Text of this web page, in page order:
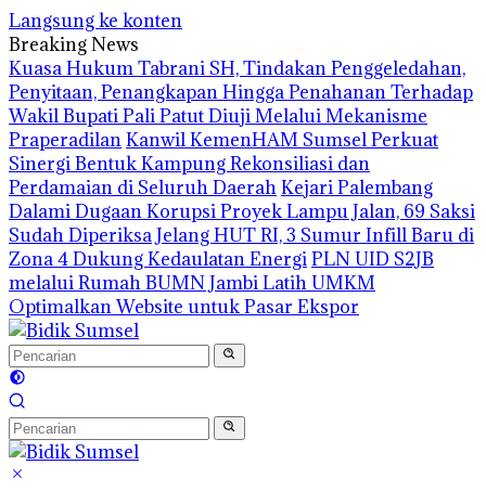
Langsung ke konten
Breaking News
‎Kuasa Hukum Tabrani SH, Tindakan Penggeledahan,
Penyitaan, Penangkapan Hingga Penahanan Terhadap
Wakil Bupati Pali Patut Diuji Melalui Mekanisme
PraperadilanKanwil KemenHAM Sumsel Perkuat
Sinergi Bentuk Kampung Rekonsiliasi dan
Perdamaian di Seluruh DaerahKejari Palembang
Dalami Dugaan Korupsi Proyek Lampu Jalan, 69 Saksi
Sudah DiperiksaJelang HUT RI, 3 Sumur Infill Baru di
Zona 4 Dukung Kedaulatan EnergiPLN UID S2JB
melalui Rumah BUMN Jambi Latih UMKM
Optimalkan Website untuk Pasar Ekspor